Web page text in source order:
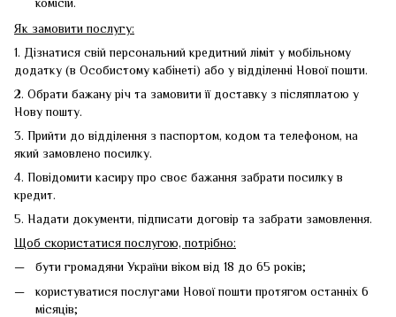
Як замовити послугу:
1. Дізнатися свій персональний кредитний ліміт у мобільному
додатку (в Особистому кабінеті) або у відділенні Нової пошти.
2. Обрати бажану річ та замовити її доставку з післяплатою у
Нову пошту.
3. Прийти до відділення з паспортом, кодом та телефоном, на
який замовлено посилку.
4. Повідомити касиру про своє бажання забрати посилку в
кредит.
5. Надати документи, підписати договір та забрати замовлення.
Щоб скористатися послугою, потрібно:
бути громадяни України віком від 18 до 65 років;
користуватися послугами Нової пошти протягом останніх 6
місяців;